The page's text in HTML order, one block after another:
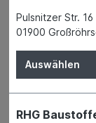
Pulsnitzer Str. 16
01900
Auswählen
RHG